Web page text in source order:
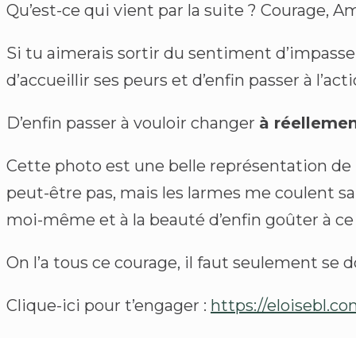
Qu’est-ce qui vient par la suite ? Courage,
Si tu aimerais sortir du sentiment
d’accueillir ses peurs et d’enfin passer à
D’enfin passer à vouloir changer à
Cette photo est une belle représentation de
peut-être pas, mais les larmes me coulent
moi-même et à la beauté d’enfin goûter à
On l’a tous ce courage, il faut seulement se
Clique-ici pour t’engager : https://